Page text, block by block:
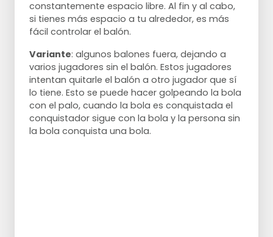
también puedes hacer que dos jugadores
diferentes hagan el pase. En ese caso,
después del primer pase, el jugador 2 sigue
corriendo y otro jugador toma el balón y lo
pasa al punto C.
Si el jugador 1 es lo suficientemente rápido,
el jugador 2 también puede hacer rebotar
la pelota del punto E al punto C. Esto
aumenta la dificultad al aumentar la
velocidad y añadir el rebote.
constantemente espacio libre. Al fin y al cabo,
si tienes más espacio a tu alrededor, es más
fácil controlar el balón.
Variante: algunos balones fuera, dejando a
varios jugadores sin el balón. Estos jugadores
intentan quitarle el balón a otro jugador que sí
lo tiene. Esto se puede hacer golpeando la bola
con el palo, cuando la bola es conquistada el
conquistador sigue con la bola y la persona sin
la bola conquista una bola.